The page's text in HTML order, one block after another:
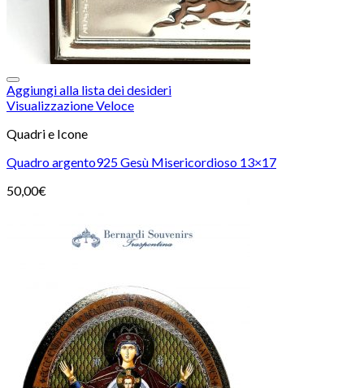
Aggiungi alla lista dei desideri
Visualizzazione Veloce
Quadri e Icone
Quadro argento925 Gesù Misericordioso 13×17
50,00€